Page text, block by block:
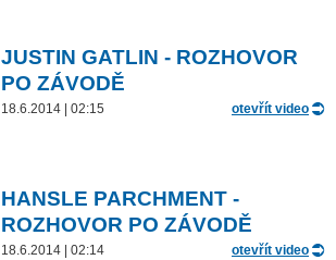
JUSTIN GATLIN - ROZHOVOR
PO ZÁVODĚ
18.6.2014 | 02:15 otevřít video
HANSLE PARCHMENT -
ROZHOVOR PO ZÁVODĚ
18.6.2014 | 02:14 otevřít video